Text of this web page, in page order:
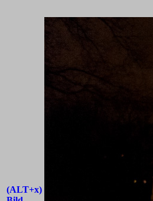
(ALT+x)